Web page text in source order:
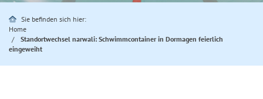
Sie befinden sich hier:
Home
Standortwechsel narwali: Schwimmcontainer in Dormagen feierlich
eingeweiht